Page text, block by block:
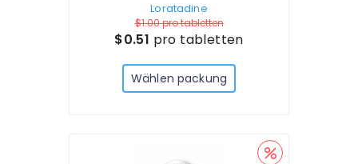
Loratadine
$1.00pro tabletten
$0.51 pro tabletten
Wählen packung